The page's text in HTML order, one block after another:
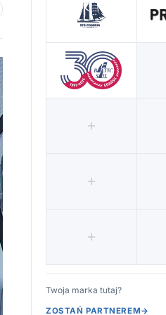
ulubionych
Twoja marka tutaj?
ZOSTAŃ PARTNEREM→